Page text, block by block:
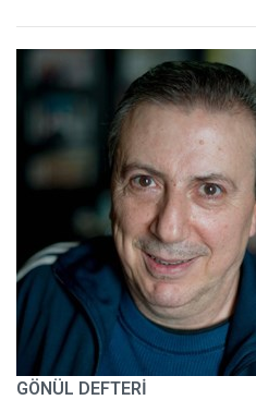
GÖNÜL DEFTERİ